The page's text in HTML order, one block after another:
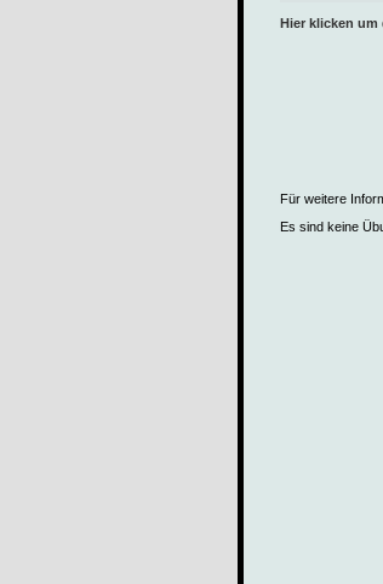
Hier klicken um
Für weitere
Es sind keine